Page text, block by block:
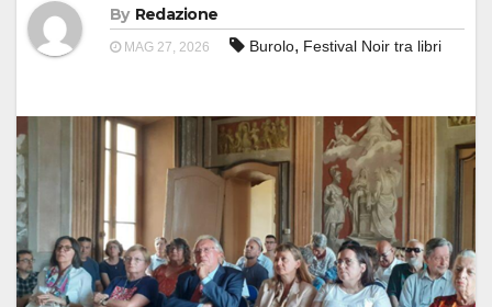
By Redazione
MAG 27, 2026 Burolo, Festival Noir tra libri